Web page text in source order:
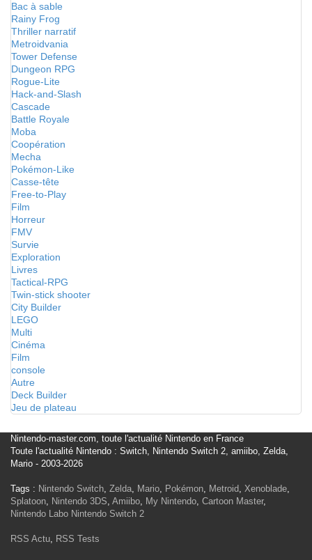
Bac à sable
Rainy Frog
Thriller narratif
Metroidvania
Tower Defense
Dungeon RPG
Rogue-Lite
Hack-and-Slash
Cascade
Battle Royale
Moba
Coopération
Mecha
Pokémon-Like
Casse-tête
Free-to-Play
Film
Horreur
FMV
Survie
Exploration
Livres
Tactical-RPG
Twin-stick shooter
City Builder
LEGO
Multi
Cinéma
Film
console
Autre
Deck Builder
Jeu de plateau
Nintendo-master.com, toute l'actualité Nintendo en France
Toute l'actualité Nintendo : Switch, Nintendo Switch 2, amiibo, Zelda,
Mario - 2003-2026
Tags : Nintendo Switch, Zelda, Mario, Pokémon, Metroid, Xenoblade,
Splatoon, Nintendo 3DS, Amiibo, My Nintendo, Cartoon Master,
Nintendo Labo Nintendo Switch 2
RSS Actu, RSS Tests